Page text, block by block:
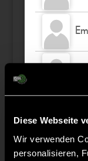
Diese Webseite
Wir verwenden
personalisieren,